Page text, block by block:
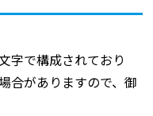
字で構成されており
合がありますので、御